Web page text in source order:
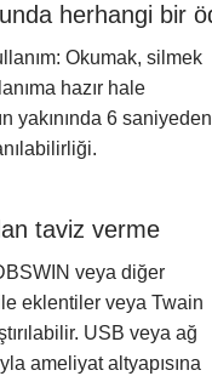
herhangi bir
Okumak, silmek
hazır hale
yakınında 6 saniyeden
taviz verme
veya diğer
eklentiler veya Twain
USB veya ağ
ameliyat altyapısına